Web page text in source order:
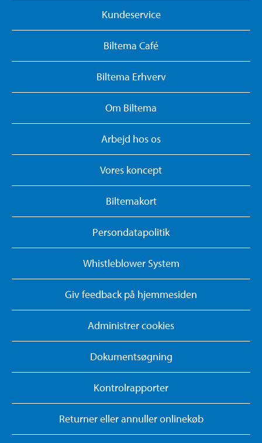
Kundeservice
Biltema Café
Biltema Erhverv
Om Biltema
Arbejd hos os
Vores koncept
Biltemakort
Persondatapolitik
Whistleblower System
Giv feedback på hjemmesiden
Administrer cookies
Dokumentsøgning
Kontrolrapporter
Returner eller annuller onlinekøb